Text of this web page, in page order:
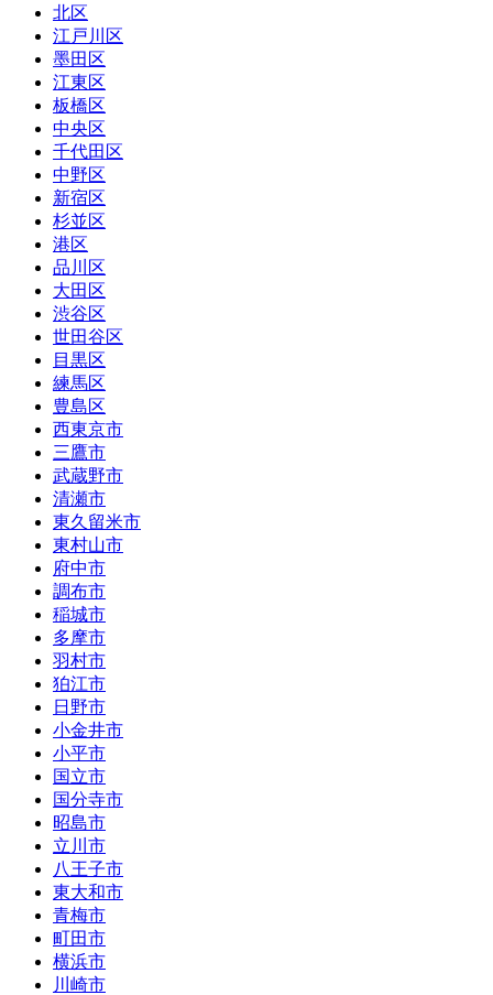
北区
江戸川区
墨田区
江東区
板橋区
中央区
千代田区
中野区
新宿区
杉並区
港区
品川区
大田区
渋谷区
世田谷区
目黒区
練馬区
豊島区
西東京市
三鷹市
武蔵野市
清瀬市
東久留米市
東村山市
府中市
調布市
稲城市
多摩市
羽村市
狛江市
日野市
小金井市
小平市
国立市
国分寺市
昭島市
立川市
八王子市
東大和市
青梅市
町田市
横浜市
川崎市